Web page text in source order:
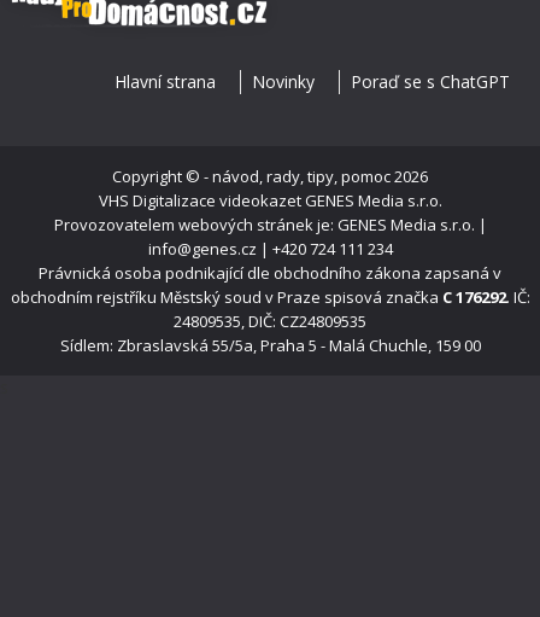
Hlavní strana Novinky Poraď se s ChatGPT
Copyright © - návod, rady, tipy, pomoc2026
VHS Digitalizace videokazetGENES Media s.r.o.
Provozovatelem webových stránek je: GENES Media s.r.o. |
info@genes.cz | +420 724 111 234
Právnická osoba podnikající dle obchodního zákona zapsaná v
obchodním rejstříku Městský soud v Praze spisová značka C 176292. IČ:
24809535, DIČ: CZ24809535
Sídlem: Zbraslavská 55/5a, Praha 5 - Malá Chuchle, 159 00